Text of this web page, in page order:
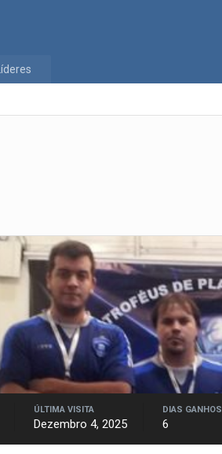
Líderes
ÚLTIMA VISITA
Dezembro 4, 2025
DIAS GANHOS
6